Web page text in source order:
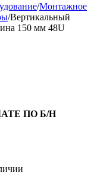
/Монтажное
/Вертикальный
150 мм 48U
ПО Б/Н